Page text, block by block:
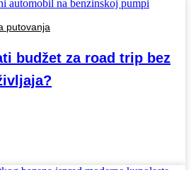
putovanja
budžet za road trip bez